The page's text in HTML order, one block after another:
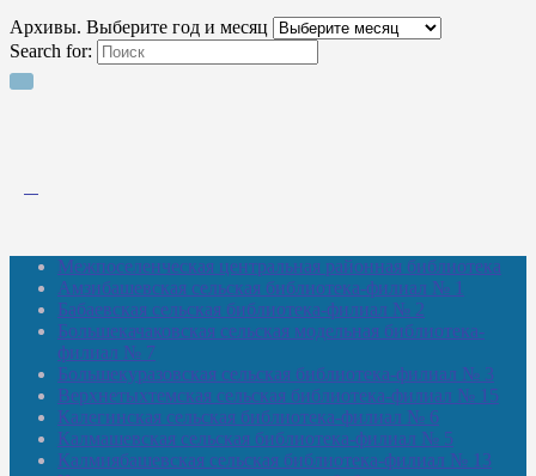
Архивы. Выберите год и месяц
Search for:
Межпоселенческая центральная районная библиотека
Амзибашевская сельская библиотека-филиал № 1
Бабаевская сельская библиотека-филиал № 2
Большекачаковская сельская модельная библиотека-
филиал № 7
Большекуразовская сельская библиотека-филиал № 3
Верхнетыхтемская сельская библиотека-филиал № 15
Калегинская сельская библиотека-филиал № 6
Калмашевская сельская библиотека-филиал № 5
Калмиябашевская сельская библиотека-филиал № 13